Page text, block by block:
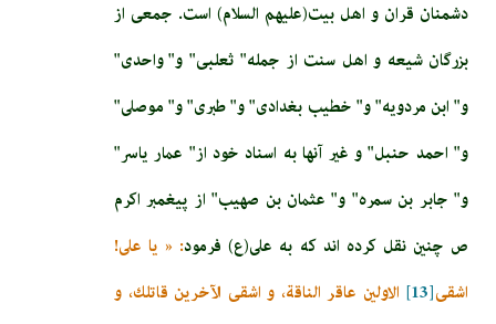
دشمنان قران و اهل بیت(علیهم السلام) است. جمعى از
بزرگان شيعه و اهل سنت از جمله" ثعلبى" و" واحدى"
و" ابن مردويه" و" خطيب بغدادى" و" طبرى" و" موصلى"
و" احمد حنبل" و غير آنها به اسناد خود از" عمار ياسر"
و" جابر بن سمره" و" عثمان بن صهيب" از پيغمبر اكرم
ص چنين نقل كرده ‏اند كه به على(ع) فرمود: « يا على!
اشقى‏[13]
الاولين عاقر الناقة، و اشقى الآخرين قاتلك، و